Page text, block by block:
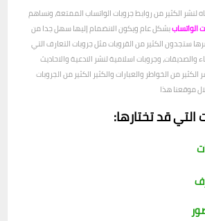
لنشر الكثير من روابط جروبات الواتساب الممتعة، ونساهم
الواتساببشكل عام ويكون الانضمام إليها سهل جدا من
ستجدون الكثير من القروبات مثل جروبات التعارف التي
وجروبات اسلامية لنشر الادعية والاحاديث
الكثير من الخواطر والعبارات والكثير الكثير من الجروبات
موقعنا هذا
التي قد تختارها: